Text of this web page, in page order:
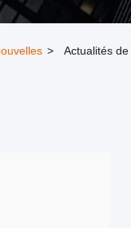
> Actualités